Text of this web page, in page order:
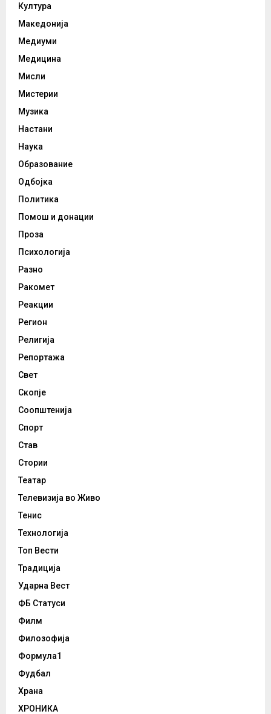
Култура
Македонија
Медиуми
Медицина
Мисли
Мистерии
Музика
Настани
Наука
Образование
Одбојка
Политика
Помош и донации
Проза
Психологија
Разно
Ракомет
Реакции
Регион
Религија
Репортажа
Свет
Скопје
Соопштенија
Спорт
Став
Стории
Театар
Телевизија во Живо
Тенис
Технологија
Топ Вести
Традиција
Ударна Вест
ФБ Статуси
Филм
Филозофија
Формула1
Фудбал
Храна
ХРОНИКА